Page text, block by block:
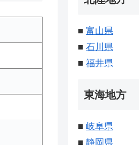
■ 富山県
■ 石川県
■ 福井県
東海地方
■ 岐阜県
■ 静岡県